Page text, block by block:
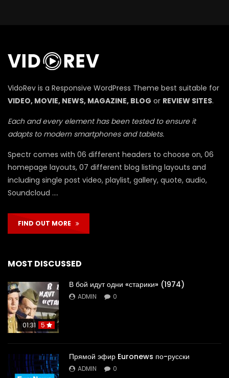
VidoRev is a Responsive WordPress Theme best suitable for
VIDEO, MOVIE, NEWS, MAGAZINE, BLOG or REVIEW SITES.
Each and every element has been tested to ensure it
adapts to modern smartphones and tablets.
Spectr comes with 06 different headers to choose on, 06
homepage layouts, 07 different blog listing layouts and
including single post video, playlist, gallery, quote, audio,
Soundcloud ….
FIND OUT MORE
MOST DISCUSSED
01:31 5
В бой идут одни «старики» (1974)
ADMIN 0
Прямой эфир Euronews по-русски
ADMIN 0